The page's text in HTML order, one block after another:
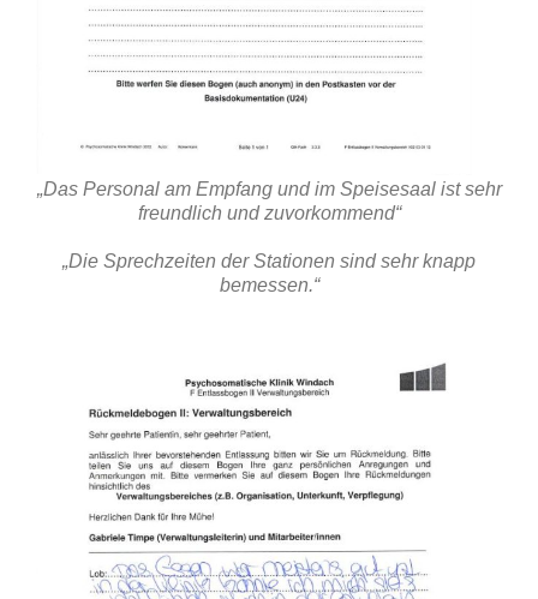
„Das Personal am Empfang und im Speisesaal ist sehr
freundlich und zuvorkommend“
„Die Sprechzeiten der Stationen sind sehr knapp
bemessen.“